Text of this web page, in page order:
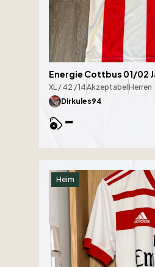
Energie Cottbus 01/02
XL / 42 / 14Akzeptabel Herren
Dirkules94
-
Heim